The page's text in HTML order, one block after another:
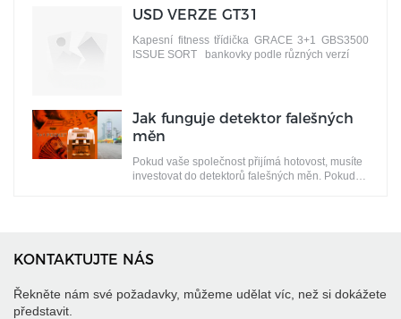
USD VERZE GT31
Kapesní fitness třídička GRACE 3+1 GBS3500
ISSUE SORT bankovky podle různých verzí
Jak funguje detektor falešných
měn
Pokud vaše společnost přijímá hotovost, musíte
investovat do detektorů falešných měn. Pokud
KONTAKTUJTE NÁS
Řekněte nám své požadavky, můžeme udělat víc, než si dokážete
představit.